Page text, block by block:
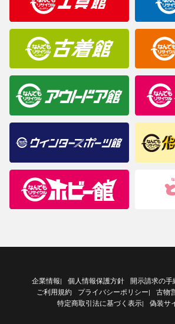
商品について
企業情報| 個人情報保護方針 開示請求の手
ご利用規約 プライバシーポリシー|
古物
特定商取引法に基づく表示| 偽装サ